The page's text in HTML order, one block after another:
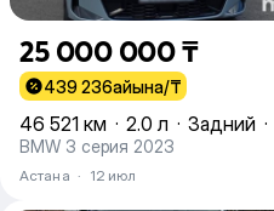
25 000 000 ₸
439 236айына/₸
46 521 км · 2.0 л · Задний ·
BMW 3 серия 2023
Астана · 12 июл